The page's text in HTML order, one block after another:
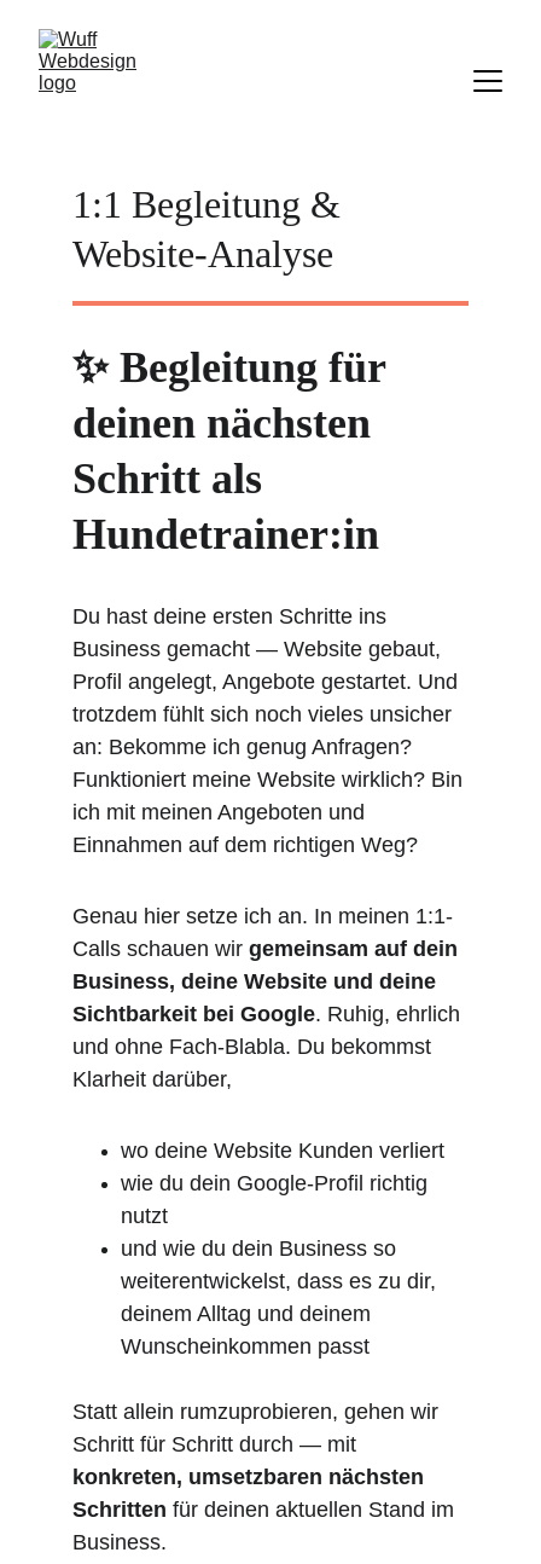
1:1 Begleitung &
Website-Analyse
✨ Begleitung für
deinen nächsten
Schritt als
Hundetrainer:in
Du hast deine ersten Schritte ins
Business gemacht — Website gebaut,
Profil angelegt, Angebote gestartet. Und
trotzdem fühlt sich noch vieles unsicher
an: Bekomme ich genug Anfragen?
Funktioniert meine Website wirklich? Bin
ich mit meinen Angeboten und
Einnahmen auf dem richtigen Weg?
Genau hier setze ich an. In meinen 1:1-
Calls schauen wir gemeinsam auf dein
Business, deine Website und deine
Sichtbarkeit bei Google. Ruhig, ehrlich
und ohne Fach-Blabla. Du bekommst
Klarheit darüber,
wo deine Website Kunden verliert
wie du dein Google-Profil richtig
nutzt
und wie du dein Business so
weiterentwickelst, dass es zu dir,
deinem Alltag und deinem
Wunscheinkommen passt
Statt allein rumzuprobieren, gehen wir
Schritt für Schritt durch — mit
konkreten, umsetzbaren nächsten
Schritten für deinen aktuellen Stand im
Business.